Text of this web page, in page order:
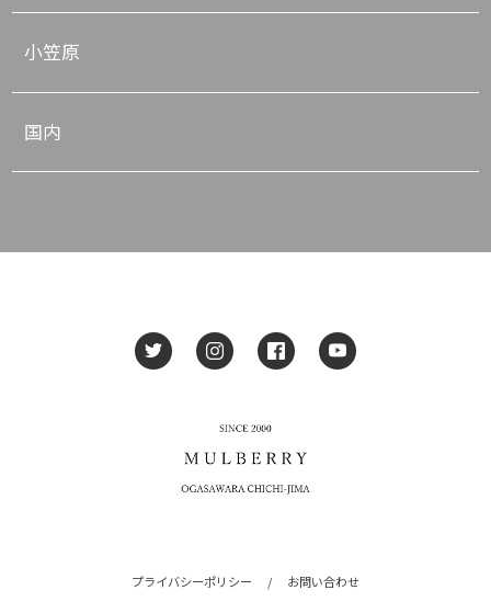
小笠原
国内
プライバシーポリシー / お問い合わせ